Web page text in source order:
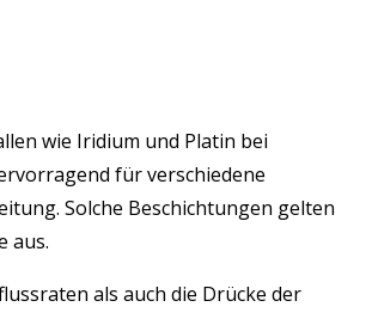
wie Iridium und Platin bei
für verschiedene
Solche Beschichtungen gelten
aus.
als auch die Drücke der